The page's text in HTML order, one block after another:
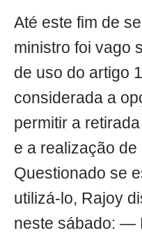
Até este fim de
ministro foi vago
de uso do artigo
considerada a
permitir a
e a realização
Questionado se
utilizá-lo, Rajoy
neste sábado: —